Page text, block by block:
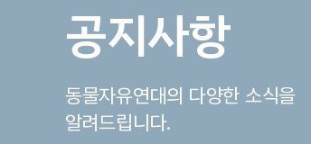
공지사항
동물자유연대의 다양한 소식을
알려드립니다.